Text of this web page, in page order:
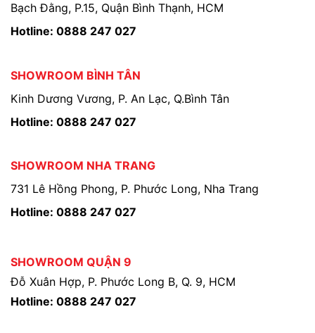
Bạch Đằng, P.15, Quận Bình Thạnh, HCM
Hotline: 0888 247 027
SHOWROOM BÌNH TÂN
Kinh Dương Vương, P. An Lạc, Q.Bình Tân
Hotline: 0888 247 027
SHOWROOM NHA TRANG
731 Lê Hồng Phong, P. Phước Long, Nha Trang
Hotline: 0888 247 027
SHOWROOM QUẬN 9
Đỗ Xuân Hợp, P. Phước Long B, Q. 9, HCM
Hotline: 0888 247 027